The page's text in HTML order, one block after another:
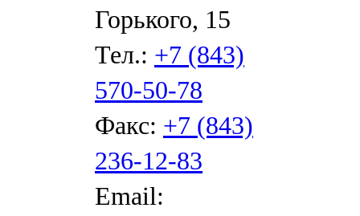
Горького, 15
Тел.: +7 (843)
570-50-78
Факс: +7 (843)
236-12-83
Email: